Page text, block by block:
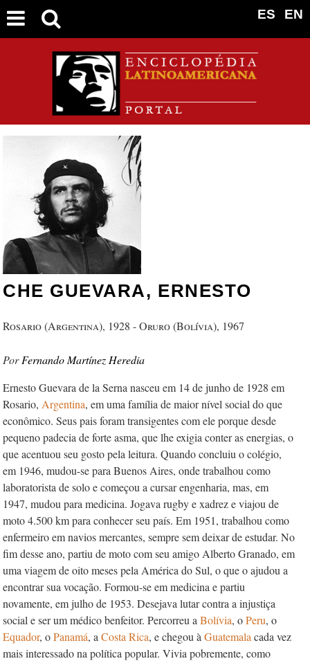
EN
ES
CHE GUEVARA, ERNESTO
Rosario (Argentina), 1928 - Oruro (Bolívia), 1967
Fernando Martínez Heredia
Ernesto Guevara de la Serna nasceu em 14 de junho de 1928 em
Rosario, Argentina, em uma família de maior nível social do que
econômico. Seus pais foram transigentes com ele porque desde
pequeno padecia de forte asma, que lhe exigia conter as energias, o
que acentuou seu gosto pela leitura. Quando concluiu o colégio,
em 1946, mudou-se para Buenos Aires, onde trabalhou como
laboratorista de solo e começou a cursar engenharia, mas, em
1947, mudou para medicina. Jogava rugby e xadrez e viajou de
moto 4.500 km para conhecer seu país. Em 1951, trabalhou como
enfermeiro em navios mercantes, sempre sem deixar de estudar. No
fim desse ano, partiu de moto com seu amigo Alberto Granado, em
uma viagem de oito meses pela América do Sul, o que o ajudou a
encontrar sua vocação. Formou-se em medicina e partiu
novamente, em julho de 1953. Desejava lutar contra a injustiça
social e ser um médico benfeitor. Percorreu a Bolívia, oPeru, o
Equador, oPanamá, a Costa Rica, e chegou à Guatemala cada vez
mais interessado na política popular. Vivia pobremente, como